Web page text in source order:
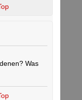
Was